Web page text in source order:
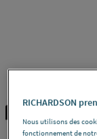
RICHARDSON
Nous utilisons des
fonctionnement de